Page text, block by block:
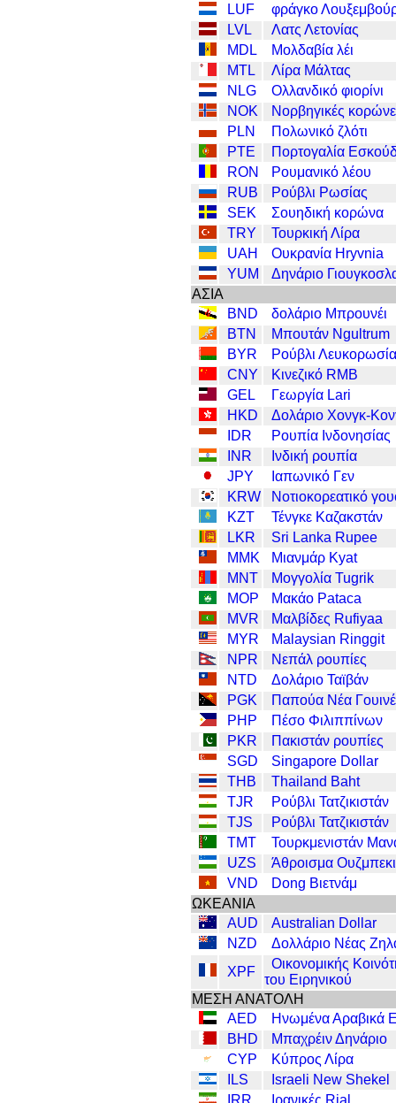
LUF
φράγκο
LVL
Λατς Λετονίας
MDL
Μολδαβία λέι
MTL
Λίρα Μάλτας
NLG
Ολλανδικό φιορίνι
NOK
Νορβηγικές
PLN
Πολωνικό ζλότι
PTE
Πορτογαλία
RON
Ρουμανικό λέου
RUB
Ρούβλι Ρωσίας
SEK
Σουηδική κορώνα
TRY
Τουρκική Λίρα
UAH
Ουκρανία Hryvnia
YUM
Δηνάριο
ΑΣΙΑ
BND
δολάριο Μπρουνέι
BTN
Μπουτάν Ngultrum
BYR
Ρούβλι
CNY
Κινεζικό RMB
GEL
Γεωργία Lari
HKD
Δολάριο Χονγκ-
IDR
Ρουπία Ινδονησίας
INR
Ινδική ρουπία
JPY
Ιαπωνικό Γεν
KRW
Νοτιοκορεατικό
KZT
Τένγκε Καζακστάν
LKR
Sri Lanka Rupee
MMK
Μιανμάρ Kyat
MNT
Μογγολία Tugrik
MOP
Μακάο Pataca
MVR
Μαλβίδες Rufiyaa
MYR
Malaysian Ringgit
NPR
Νεπάλ ρουπίες
NTD
Δολάριο Ταϊβάν
PGK
Παπούα Νέα
PHP
Πέσο Φιλιππίνων
PKR
Πακιστάν ρουπίες
SGD
Singapore Dollar
THB
Thailand Baht
TJR
Ρούβλι Τατζικιστάν
TJS
Ρούβλι Τατζικιστάν
TMT
Τουρκμενιστάν
UZS
Άθροισμα
VND
Dong Βιετνάμ
ΩΚΕΑΝΙΑ
AUD
Australian Dollar
NZD
Δολλάριο Νέας
XPF
Οικονομικής
του Ειρηνικού
ΜΕΣΗ ΑΝΑΤΟΛΗ
AED
Ηνωμένα Αραβικά
BHD
Μπαχρέιν Δηνάριο
CYP
Κύπρος Λίρα
ILS
Israeli New Shekel
IRR
Ιρανικές Rial